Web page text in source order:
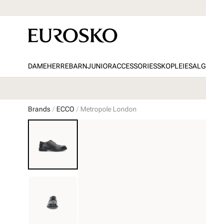
DAMEHERREBARNJUNIORACCESSORIESSKOPLEIESALG
Brands ECCO Metropole London